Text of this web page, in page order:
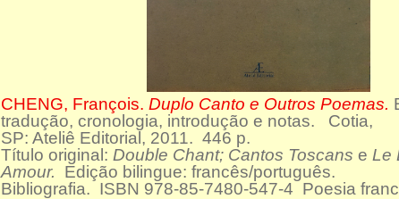
CHENG, François. Duplo Canto e Outros Poemas.
tradução, cronologia, introdução e notas. Cotia,
SP: Ateliê Editorial, 2011. 446 p.
Título original: Double Chant; Cantos Toscans e Le
Amour. Edição bilingue: francês/português.
Bibliografia. ISBN 978-85-7480-547-4 Poesia